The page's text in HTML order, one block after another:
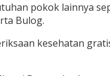
pokok lainnya
Bulog.
kesehatan